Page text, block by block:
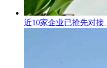
近10家企业已抢先对